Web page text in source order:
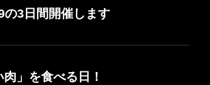
3日間開催します
」を食べる日！